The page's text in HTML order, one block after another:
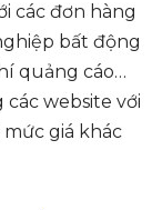
các đơn hàng
bất động
quảng cáo…
các website với
mức giá khác